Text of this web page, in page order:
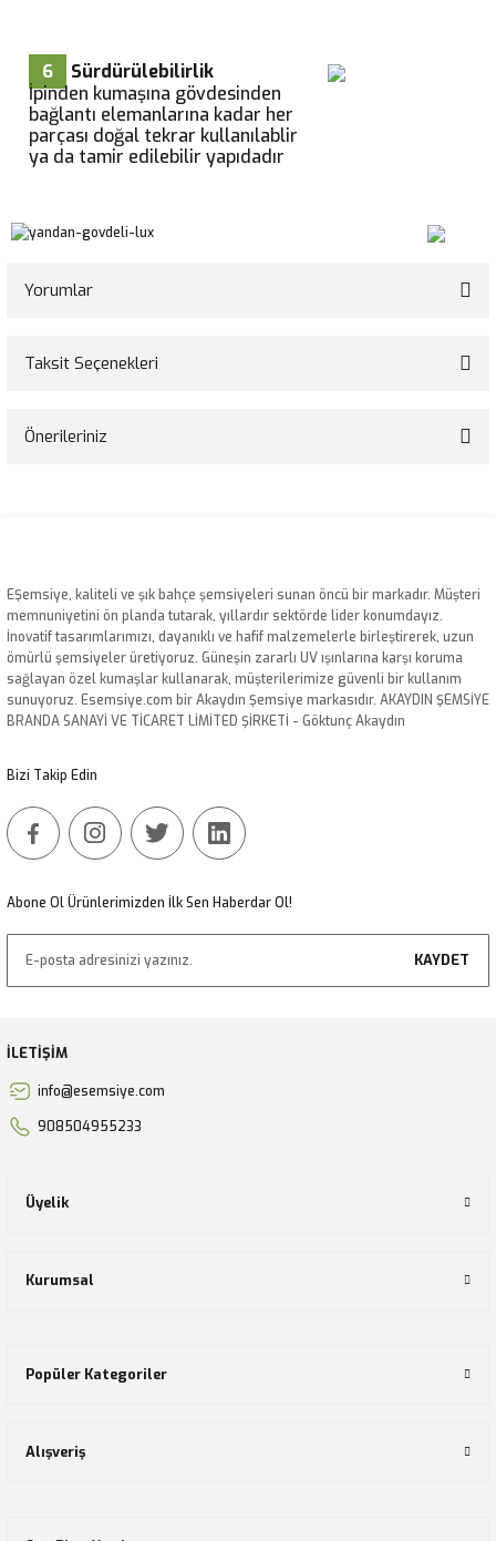
6
Sürdürülebilirlik
İpinden kumaşına gövdesinden
bağlantı elemanlarına kadar her
parçası doğal tekrar kullanılablir
ya da tamir edilebilir yapıdadır
Yorumlar
Taksit Seçenekleri
Önerileriniz
Ürün resmi kalitesiz, bozuk veya görüntülenemiyor.
Ürün açıklamasında eksik bilgiler bulunuyor.
Ürün bilgilerinde hatalar bulunuyor.
Ürün fiyatı diğer sitelerden daha pahalı.
EŞemsiye, kaliteli ve şık bahçe şemsiyeleri sunan öncü bir markadır. Müşteri
memnuniyetini ön planda tutarak, yıllardır sektörde lider konumdayız.
İnovatif tasarımlarımızı, dayanıklı ve hafif malzemelerle birleştirerek, uzun
ömürlü şemsiyeler üretiyoruz. Güneşin zararlı UV ışınlarına karşı koruma
sağlayan özel kumaşlar kullanarak, müşterilerimize güvenli bir kullanım
sunuyoruz. Esemsiye.com bir Akaydın Şemsiye markasıdır. AKAYDIN ŞEMSİYE
BRANDA SANAYİ VE TİCARET LİMİTED ŞİRKETİ - Göktunç Akaydın
Bizi Takip Edin
Abone Ol Ürünlerimizden İlk Sen Haberdar Ol!
KAYDET
İLETİŞİM
info@esemsiye.com
908504955233
Üyelik
Kurumsal
Popüler Kategoriler
Alışveriş